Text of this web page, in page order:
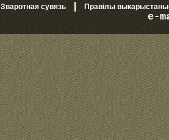
Зваротная сувязь|Правілы
e-